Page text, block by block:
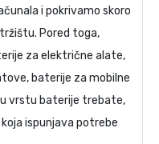
i pokrivamo skoro
Pored toga,
za električne alate,
baterije za mobilne
vrstu baterije trebate,
ispunjava potrebe